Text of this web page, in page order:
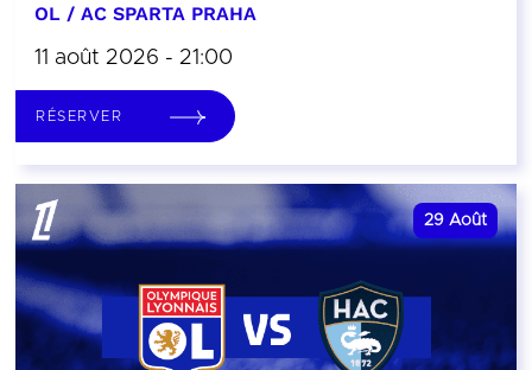
OL / AC SPARTA PRAHA
11 août 2026 - 21:00
RÉSERVER
29 Août